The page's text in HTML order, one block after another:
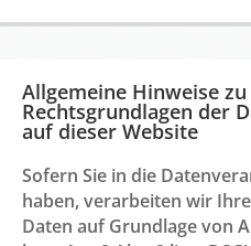
Allgemeine Hinweise zu
Rechtsgrundlagen der
auf dieser Website
Sofern Sie in die
haben, verarbeiten wir
Daten auf Grundlage von